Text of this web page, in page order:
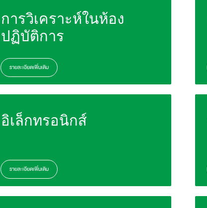
การวิเคราะห์ในห้อง
ปฏิบัติการ
รายละเอียดเพิ่มเติม
อิเล็กทรอนิกส์
รายละเอียดเพิ่มเติม